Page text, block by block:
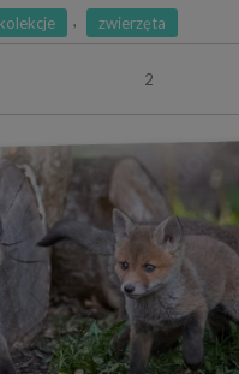
kolekcje , zwierzęta
2